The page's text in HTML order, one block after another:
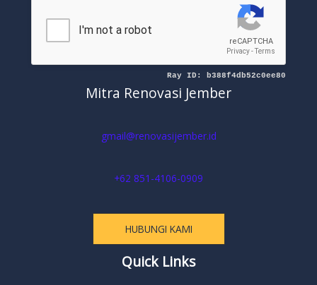
Mitra Renovasi Jember
gmail@renovasijember.id
+62 851-4106-0909
HUBUNGI KAMI
Quick Links